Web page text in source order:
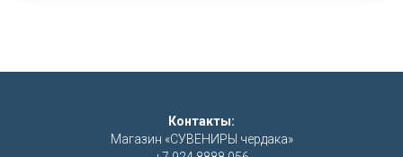
Контакты:
Магазин «СУВЕНИРЫ чердака»